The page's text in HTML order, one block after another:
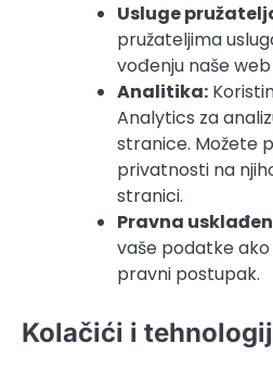
Usluge
pružateljima
vođenju naše
Analitika:
Analytics za
stranice. Možete
privatnosti na
stranici.
Pravna
vaše podatke
pravni postupak.
Kolačići i